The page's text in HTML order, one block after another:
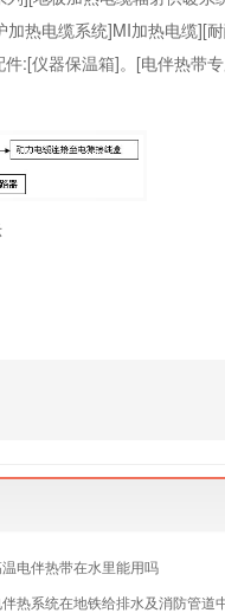
热电缆系统]MI加热电缆][
:[仪器保温箱]。[电伴热带
电伴热带在水里能用吗
伴热系统在地铁给排水及消防管道